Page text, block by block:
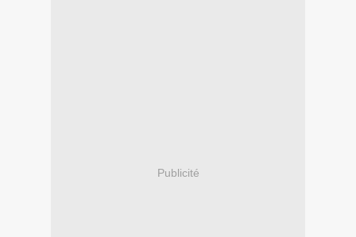
Publicité